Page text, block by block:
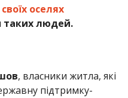
оселях
таких людей.
, власники житла, які
підтримку-